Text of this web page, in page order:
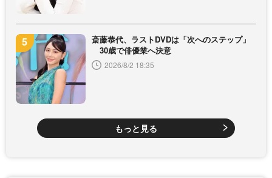
斎藤恭代、ラストDVDは「次へのステップ」
30歳で俳優業へ決意
2026/8/2 18:35
もっと見る